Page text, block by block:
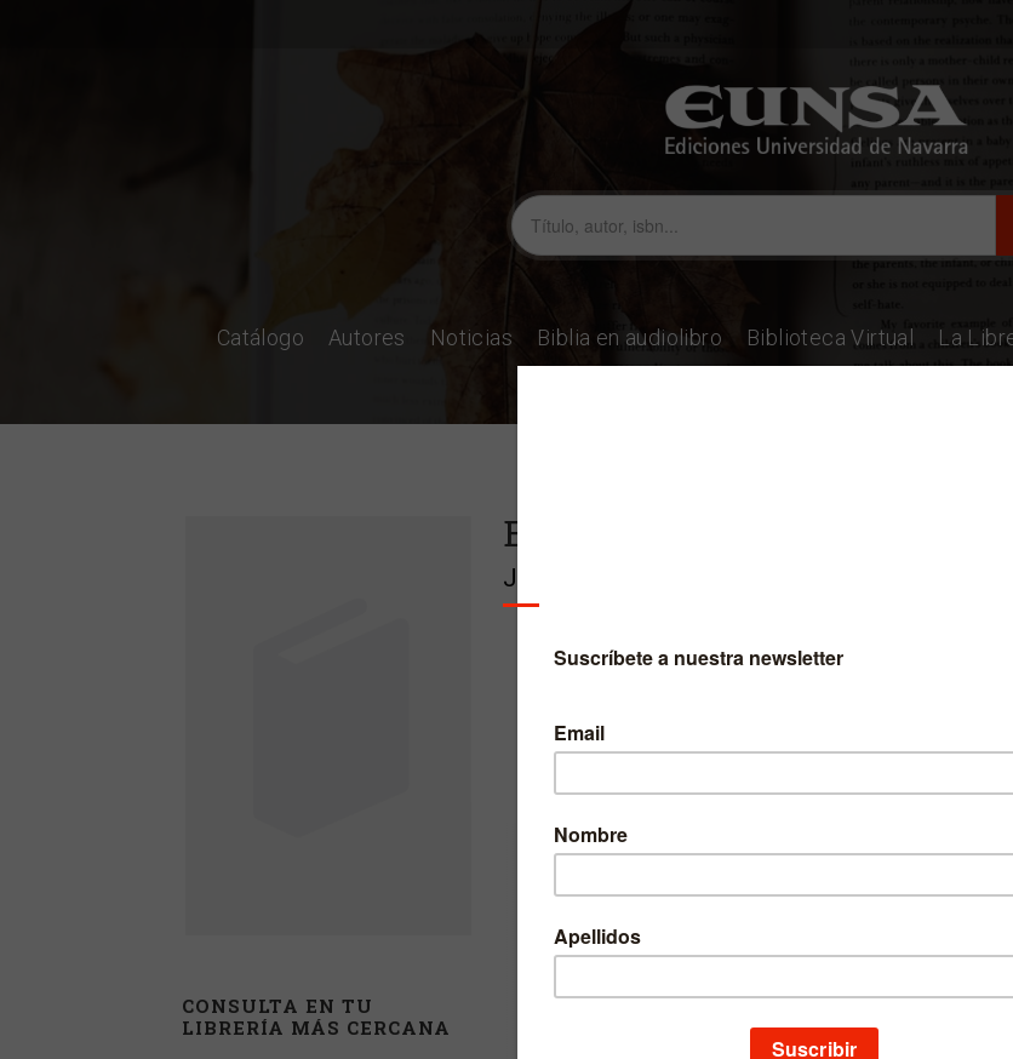
Catálogo Autores Noticias Biblia en audiolibro Biblioteca Virtual La
CONSULTA EN TU
LIBRERÍA MÁS CERCANA
El mundialismo económico
Jacqueline Ysquierdo
Colección
Astrolabio Ciencias Sociales
Idioma
NA 1275-1992